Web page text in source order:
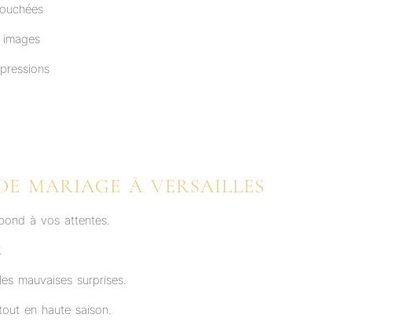
MARIAGE À VERSAILLES
à vos attentes.
mauvaises surprises.
en haute saison.